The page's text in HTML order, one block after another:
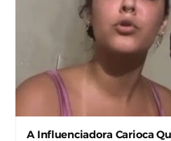
A Influenciadora Carioca